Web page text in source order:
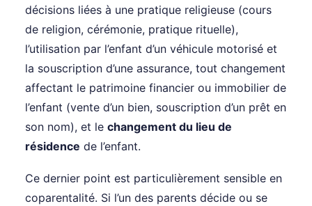
décisions liées à une pratique religieuse (cours
de religion, cérémonie, pratique rituelle),
l’utilisation par l’enfant d’un véhicule motorisé et
la souscription d’une assurance, tout changement
affectant le patrimoine financier ou immobilier de
l’enfant (vente d’un bien, souscription d’un prêt en
son nom), et le changement du lieu de
résidence de l’enfant.
Ce dernier point est particulièrement sensible en
coparentalité. Si l’un des parents décide ou se